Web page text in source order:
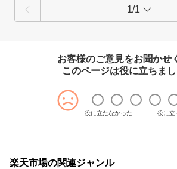
1/1
お客様のご意見をお聞かせ
このページは役に立ちま
役に立たなかった 役に立
楽天市場の関連ジャンル